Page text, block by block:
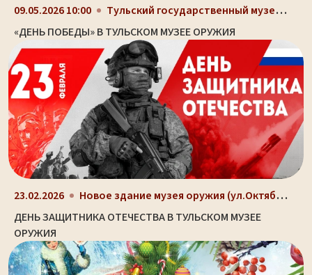
09.05.2026 10:00 Тульский государственный музей оружия, здание-шлем...
«ДЕНЬ ПОБЕДЫ» В ТУЛЬСКОМ МУЗЕЕ ОРУЖИЯ
23.02.2026 Новое здание музея оружия (ул.Октябрьская, д. 2)
ДЕНЬ ЗАЩИТНИКА ОТЕЧЕСТВА В ТУЛЬСКОМ МУЗЕЕ
ОРУЖИЯ